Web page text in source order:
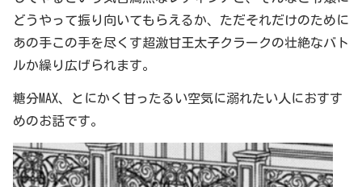
どうやって振り向いてもらえるか、ただそれだけのために
あの手この手を尽くす超激甘王太子クラークの壮絶なバト
ルか繰り広げられます。
糖分MAX、とにかく甘ったるい空気に溺れたい人におすす
めのお話です。